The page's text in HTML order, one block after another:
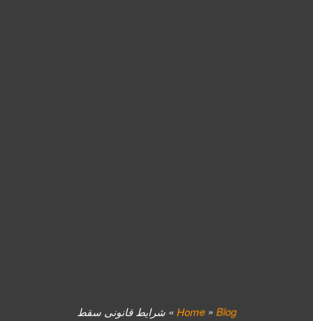
Home» Blog
»شرایط قانونی سقط